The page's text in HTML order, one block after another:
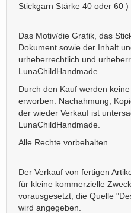
Stickgarn Stärke 40 oder 60 )
Das Motiv/die Grafik, das
Dokument sowie der Inhalt
urheberrechtlich und
LunaChildHandmade
Durch den Kauf werden
erworben. Nachahmung,
der wieder Verkauf ist
LunaChildHandmade.
Alle Rechte vorbehalten
Der Verkauf von fertigen
für kleine kommerzielle
vorausgesetzt, die Quelle
wird angegeben.